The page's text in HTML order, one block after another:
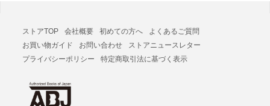
ストアTOP 会社概要 初めての方へ
よくあるご質問
お買い物ガイド
お問い合わせ
ストアニュースレター
プライバシーポリシー
特定商取引法に基づく表示